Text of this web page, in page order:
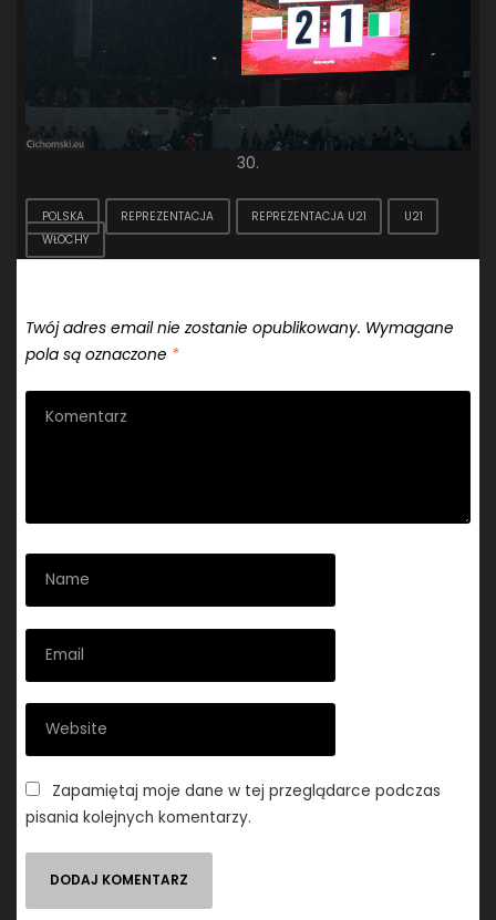
30.
POLSKA REPREZENTACJA REPREZENTACJA U21
U21
WŁOCHY
Twój adres email nie zostanie opublikowany. Wymagane
pola są oznaczone *
Zapamiętaj moje dane w tej przeglądarce podczas
pisania kolejnych komentarzy.